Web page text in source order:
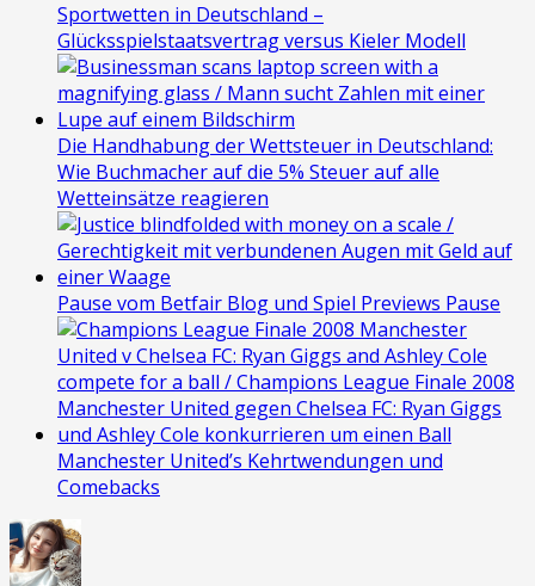
Sportwetten in Deutschland –
Glücksspielstaatsvertrag versus Kieler Modell
Die Handhabung der Wettsteuer in Deutschland:
Wie Buchmacher auf die 5% Steuer auf alle
Wetteinsätze reagieren
Pause vom Betfair Blog und Spiel Previews Pause
Manchester United’s Kehrtwendungen und
Comebacks